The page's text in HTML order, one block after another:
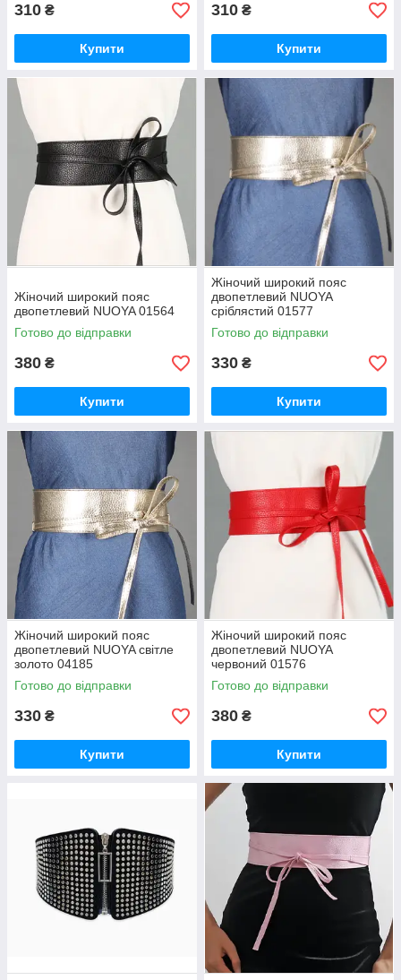
310 ₴
Купити
310 ₴
Купити
Жіночий широкий пояс
двопетлевий NUOYA 01564
Готово до відправки
380 ₴
Купити
Жіночий широкий пояс
двопетлевий NUOYA
сріблястий 01577
Готово до відправки
330 ₴
Купити
Жіночий широкий пояс
двопетлевий NUOYA світле
золото 04185
Готово до відправки
330 ₴
Купити
Жіночий широкий пояс
двопетлевий NUOYA
червоний 01576
Готово до відправки
380 ₴
Купити